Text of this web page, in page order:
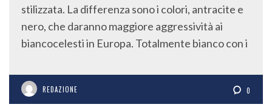
stilizzata. La differenza sono i colori, antracite e
nero, che daranno maggiore aggressività ai
biancocelesti in Europa. Totalmente bianco con i
REDAZIONE 0